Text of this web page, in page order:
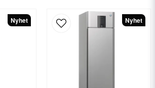
Nyhet Nyhet